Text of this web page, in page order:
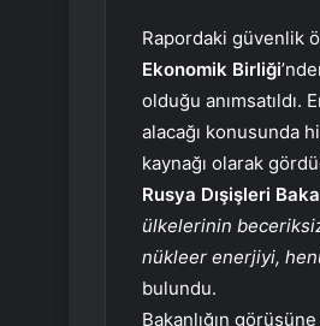
Rapordaki güvenlik
Ekonomik Birliği
olduğu anımsatıldı.
alacağı konusunda
kaynağı olarak
Rusya Dışişleri
ülkelerinin beceriksiz
nükleer enerjiyi,
bulundu.
Bakanlığın